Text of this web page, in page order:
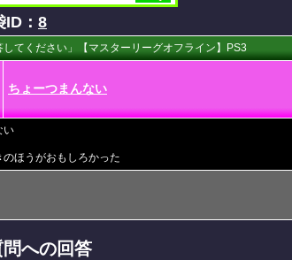
： 8
してください」【マスターリーグオフライン】PS3
ちょーつまんない
い
のほうがおもしろかった
問への回答